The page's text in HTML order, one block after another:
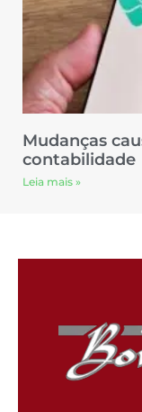
Mudanças
contabilidade
Leia mais »